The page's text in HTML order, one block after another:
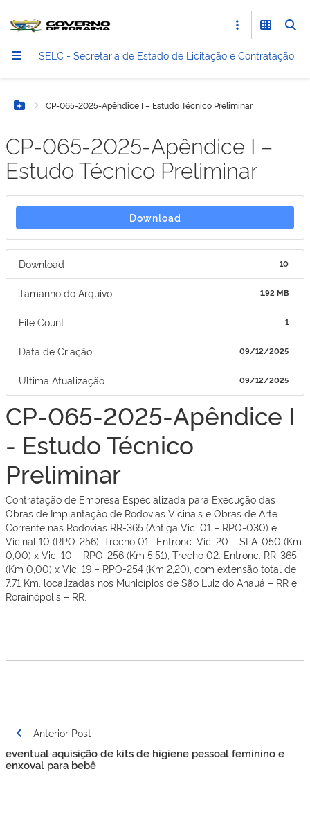
SELC - Secretaria de Estado de Licitação e Contratação
Botão Menu
CP-065-2025-Apêndice I – Estudo Técnico Preliminar
CP-065-2025-Apêndice I –
Estudo Técnico Preliminar
Download
Download 10
Tamanho do Arquivo 1.92 MB
File Count 1
Data de Criação 09/12/2025
Ultima Atualização 09/12/2025
CP-065-2025-Apêndice I
- Estudo Técnico
Preliminar
Contratação de Empresa Especializada para Execução das
Obras de Implantação de Rodovias Vicinais e Obras de Arte
Corrente nas Rodovias RR-365 (Antiga Vic. 01 – RPO-030) e
Vicinal 10 (RPO-256), Trecho 01: Entronc. Vic. 20 – SLA-050 (Km
0,00) x Vic. 10 – RPO-256 (Km 5,51), Trecho 02: Entronc. RR-365
(Km 0,00) x Vic. 19 – RPO-254 (Km 2,20), com extensão total de
7,71 Km, localizadas nos Municípios de São Luiz do Anauá – RR e
Rorainópolis – RR.
Navegação
de
Post
Anterior Post
eventual aquisição de kits de higiene pessoal feminino e
enxoval para bebê